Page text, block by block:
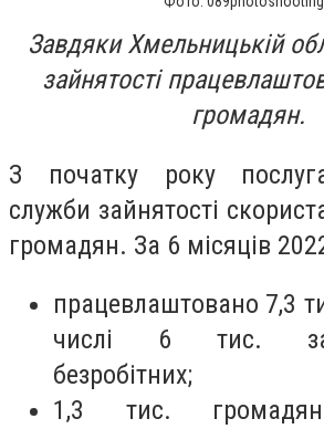
Завдяки Хмельницькій
зайнятості
громадян.
З початку року
служби зайнятості
громадян. За 6 місяців
працевлаштовано 7,3
числі 6 тис.
безробітних;
1,3 тис.